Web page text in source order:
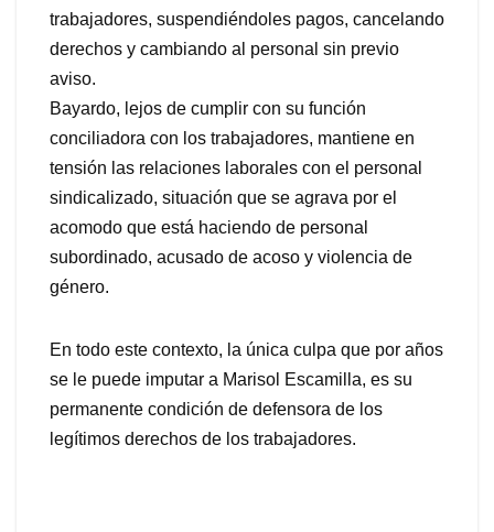
trabajadores, suspendiéndoles pagos, cancelando
derechos y cambiando al personal sin previo
aviso.
Bayardo, lejos de cumplir con su función
conciliadora con los trabajadores, mantiene en
tensión las relaciones laborales con el personal
sindicalizado, situación que se agrava por el
acomodo que está haciendo de personal
subordinado, acusado de acoso y violencia de
género.
En todo este contexto, la única culpa que por años
se le puede imputar a Marisol Escamilla, es su
permanente condición de defensora de los
legítimos derechos de los trabajadores.